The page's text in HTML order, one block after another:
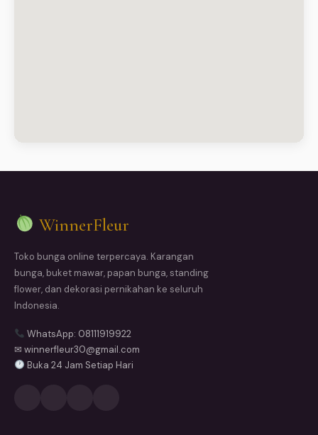
WinnerFleur
Toko bunga online terpercaya. Karangan
bunga, buket mawar, papan bunga, standing
flower, dan dekorasi pernikahan ke seluruh
Indonesia.
WhatsApp: 08111919922
✉ winnerfleur30@gmail.com
Buka 24 Jam Setiap Hari